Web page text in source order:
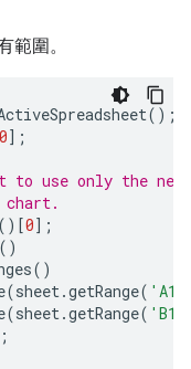
範圍。
();
0];
to use only the
()[0];
()
()
(sheet.getRange(
(sheet.getRange(